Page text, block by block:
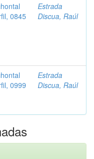
0845
Estrada
Discua, Raúl
0999
Estrada
Discua, Raúl